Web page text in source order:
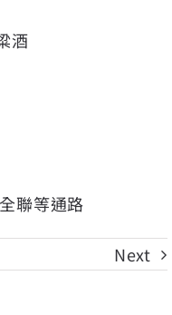
酒
聯等通路
Next